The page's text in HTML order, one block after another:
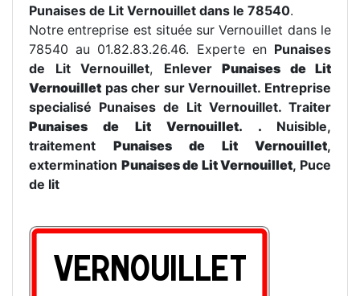
Punaises de Lit Vernouillet dans le 78540.
Notre entreprise est située sur Vernouillet dans le
78540 au 01.82.83.26.46. Experte en Punaises
de Lit Vernouillet, Enlever Punaises de Lit
Vernouillet pas cher sur Vernouillet. Entreprise
specialisé Punaises de Lit Vernouillet. Traiter
Punaises de Lit Vernouillet. . Nuisible,
traitement Punaises de Lit Vernouillet,
extermination Punaises de Lit Vernouillet, Puce
de lit